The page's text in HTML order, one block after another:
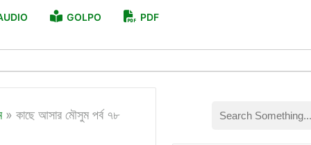
GOLPO PDF
» কাছে আসার মৌসুম পর্ব ৭৮